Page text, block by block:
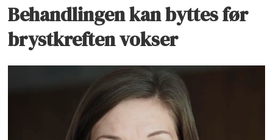
Behandlingen kan byttes før
brystkreften vokser